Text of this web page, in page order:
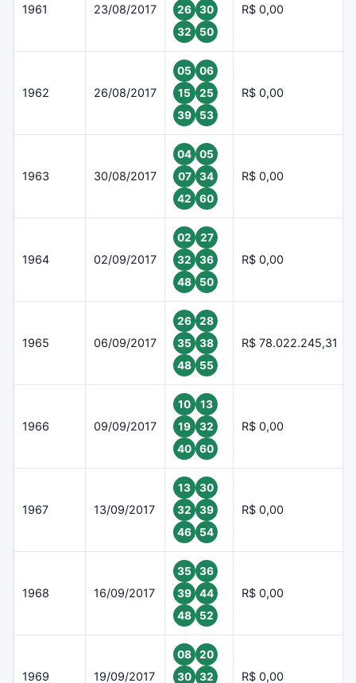
1961 23/08/2017
26
30
32
50
R$ 0,00
1962 26/08/2017
05
06
15
25
39
53
R$ 0,00
1963 30/08/2017
04
05
07
34
42
60
R$ 0,00
1964 02/09/2017
02
27
32
36
48
50
R$ 0,00
1965 06/09/2017
26
28
35
38
48
55
R$ 78.022.245,31
1966 09/09/2017
10
13
19
32
40
60
R$ 0,00
1967 13/09/2017
13
30
32
39
46
54
R$ 0,00
1968 16/09/2017
35
36
39
44
48
52
R$ 0,00
1969 19/09/2017
08
20
30
32 R$ 0,00